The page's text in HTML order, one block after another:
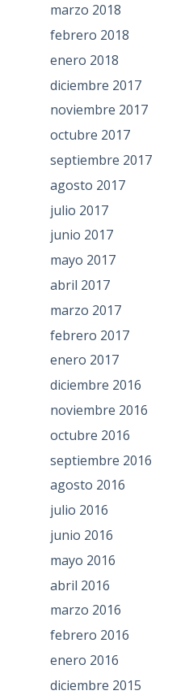
marzo 2018
febrero 2018
enero 2018
diciembre 2017
noviembre 2017
octubre 2017
septiembre 2017
agosto 2017
julio 2017
junio 2017
mayo 2017
abril 2017
marzo 2017
febrero 2017
enero 2017
diciembre 2016
noviembre 2016
octubre 2016
septiembre 2016
agosto 2016
julio 2016
junio 2016
mayo 2016
abril 2016
marzo 2016
febrero 2016
enero 2016
diciembre 2015